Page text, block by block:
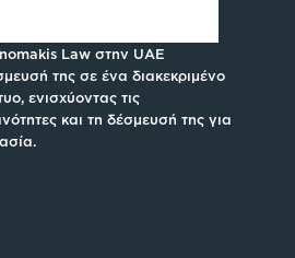
Law στην UAE
της σε ένα διακεκριμένο
ενισχύοντας τις
και τη δέσμευσή της για